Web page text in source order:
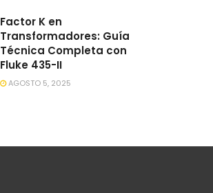
Factor K en
Transformadores: Guía
Técnica Completa con
Fluke 435-II
AGOSTO 5, 2025